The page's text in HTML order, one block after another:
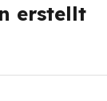
erstellt